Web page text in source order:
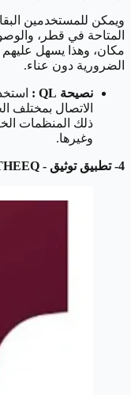
ويمكن للمستخدمين
المتاحة في قطر،
مكان، وهذا يسهل
الضرورية دون عناء.
نصيحة QL :
الاتصال بمختلف
ذلك المنظمات
وغيرها.
4- تطبيق توثيق - TAWTHEEQ